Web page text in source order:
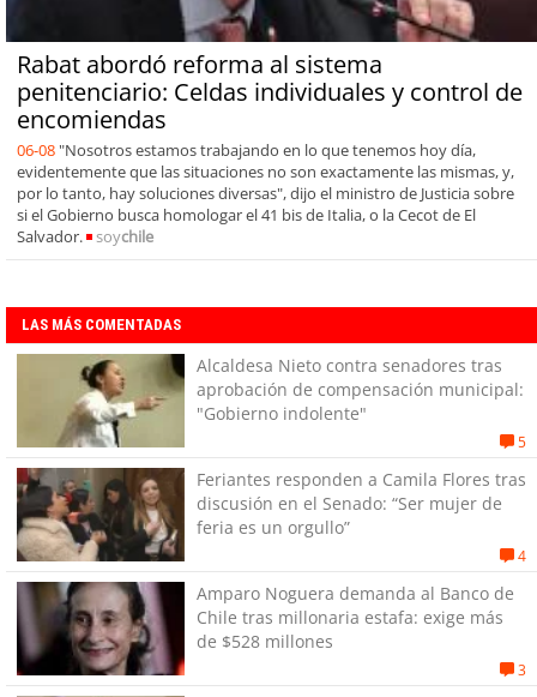
Rabat abordó reforma al sistema
penitenciario: Celdas individuales y control de
encomiendas
06-08 "Nosotros estamos trabajando en lo que tenemos hoy día,
evidentemente que las situaciones no son exactamente las mismas, y,
por lo tanto, hay soluciones diversas", dijo el ministro de Justicia sobre
si el Gobierno busca homologar el 41 bis de Italia, o la Cecot de El
Salvador.
soychile
LAS MÁS COMENTADAS
Alcaldesa Nieto contra senadores tras
aprobación de compensación municipal:
"Gobierno indolente"
5
Feriantes responden a Camila Flores tras
discusión en el Senado: “Ser mujer de
feria es un orgullo”
4
Amparo Noguera demanda al Banco de
Chile tras millonaria estafa: exige más
de $528 millones
3